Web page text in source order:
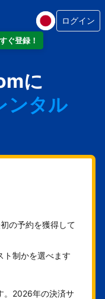
ぐ登録！
ログイン
に
ト
ンタル
の予約を獲得して
ト制かを選べます
。2026年の決済サ